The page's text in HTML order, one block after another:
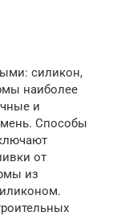
силикон,
наиболее
и
Способы
от
из